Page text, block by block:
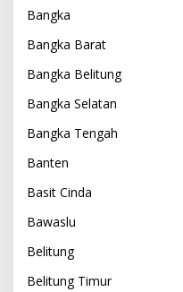
Bangka
Bangka Barat
Bangka Belitung
Bangka Selatan
Bangka Tengah
Banten
Basit Cinda
Bawaslu
Belitung
Belitung Timur